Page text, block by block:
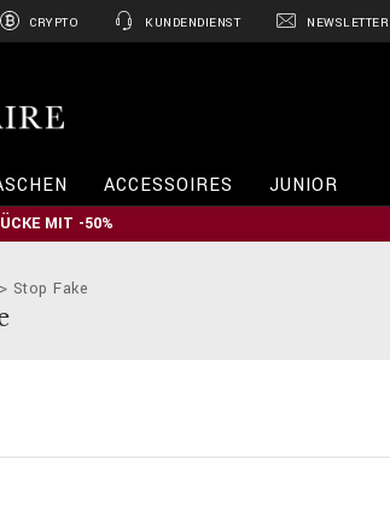
CRYPTO KUNDENDIENST NEWSLETTER
l
o
n
a
e
ACCESSOIRES JUNIOR
MIT -50%
Stop Fake